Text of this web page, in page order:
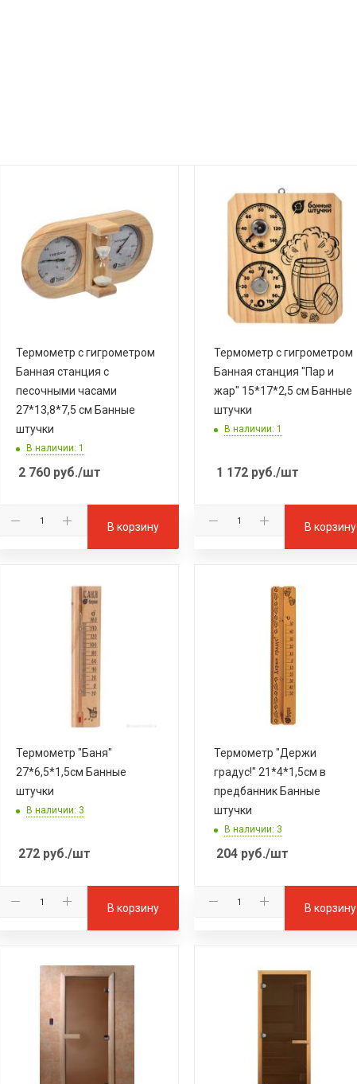
Термометр с гигрометром
Банная станция с
песочными часами
27*13,8*7,5 см Банные
штучки
В наличии: 1
2 760 руб./шт
В корзину
Термометр с гигрометром
Банная станция "Пар и
жар" 15*17*2,5 см Банные
штучки
В наличии: 1
1 172руб./шт
В корзину
Термометр "Баня"
27*6,5*1,5см Банные
штучки
В наличии: 3
272 руб./шт
В корзину
Термометр "Держи
градус!" 21*4*1,5см в
предбанник Банные
штучки
В наличии: 3
204руб./шт
В корзину